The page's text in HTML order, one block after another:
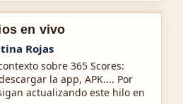
en vivo
Castillo
de Pulsera Pandora:
precio y autenticidad se
y muy facil de seguir.